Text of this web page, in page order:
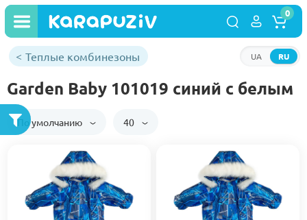
RU
UA
0
Теплые комбинезоны
Garden Baby 101019 синий с белым
По умолчанию 40